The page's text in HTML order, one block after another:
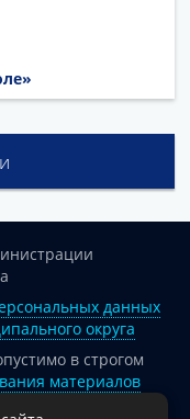
данных
округа
в строгом
материалов